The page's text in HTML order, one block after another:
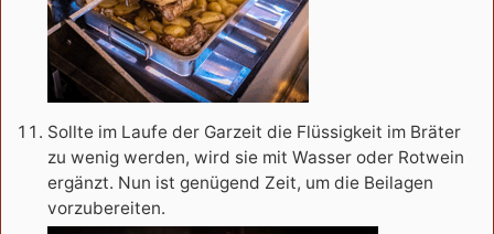
Sollte im Laufe der Garzeit die Flüssigkeit im Bräter
zu wenig werden, wird sie mit Wasser oder Rotwein
ergänzt. Nun ist genügend Zeit, um die Beilagen
vorzubereiten.